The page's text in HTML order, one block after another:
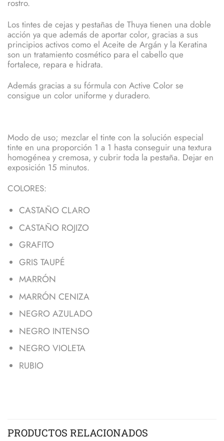
rostro.
Los tintes de cejas y pestañas de Thuya tienen una doble
acción ya que además de aportar color, gracias a sus
principios activos como el Aceite de Argán y la Keratina
son un tratamiento cosmético para el cabello que
fortalece, repara e hidrata.
Además gracias a su fórmula con Active Color se
consigue un color uniforme y duradero.
Modo de uso; mezclar el tinte con la solución especial
tinte en una proporción 1 a 1 hasta conseguir una textura
homogénea y cremosa, y cubrir toda la pestaña. Dejar en
exposición 15 minutos.
COLORES:
CASTAÑO CLARO
CASTAÑO ROJIZO
GRAFITO
GRIS TAUPÉ
MARRÓN
MARRÓN CENIZA
NEGRO AZULADO
NEGRO INTENSO
NEGRO VIOLETA
RUBIO
PRODUCTOS RELACIONADOS